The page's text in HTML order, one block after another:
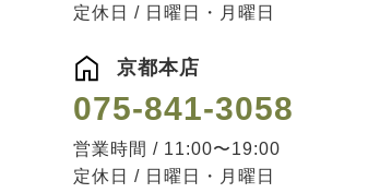
定休日 / 日曜日・月曜日
京都本店
075-841-3058
営業時間 / 11:00〜19:00
定休日 / 日曜日・月曜日